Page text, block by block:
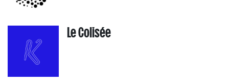
Le Colisée